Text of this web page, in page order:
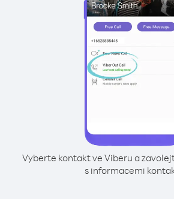
Vyberte kontakt ve Viberu a
s informacemi